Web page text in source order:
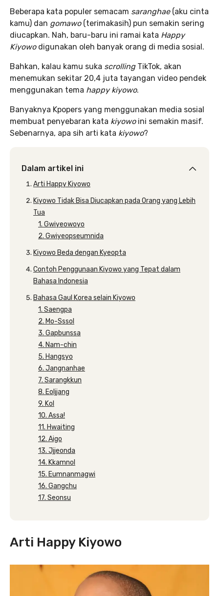
Beberapa kata populer semacam saranghae (aku cinta
kamu) dan gomawo(terimakasih) pun semakin sering
diucapkan. Nah, baru-baru ini ramai kata Happy
Kiyowodigunakan oleh banyak orang di media sosial.
Bahkan, kalau kamu suka scrolling TikTok, akan
menemukan sekitar 20,4 juta tayangan video pendek
menggunakan tema happy kiyowo.
Banyaknya Kpopers yang menggunakan media sosial
membuat penyebaran kata kiyowo ini semakin masif.
Sebenarnya, apa sih arti kata kiyowo?
Dalam artikel ini
Arti Happy Kiyowo
Kiyowo Tidak Bisa Diucapkan pada Orang yang Lebih
Tua
1. Gwiyeowoyo
2. Gwiyeopseumnida
Kiyowo Beda dengan Kyeopta
Contoh Penggunaan Kiyowo yang Tepat dalam
Bahasa Indonesia
Bahasa Gaul Korea selain Kiyowo
1. Saengpa
2. Mo-Sssol
3. Gapbunssa
4. Nam-chin
5. Hangsyo
6. Jangnanhae
7. Sarangkkun
8. Eoljjang
9. Kol
10. Assa!
11. Hwaiting
12. Aigo
13. Jjjeonda
14. Kkamnol
15. Eumnanmagwi
16. Gangchu
17. Seonsu
Arti Happy Kiyowo